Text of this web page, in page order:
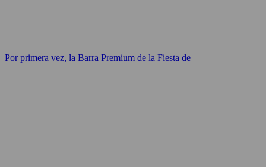
Por primera vez, la Barra Premium de la Fiesta de